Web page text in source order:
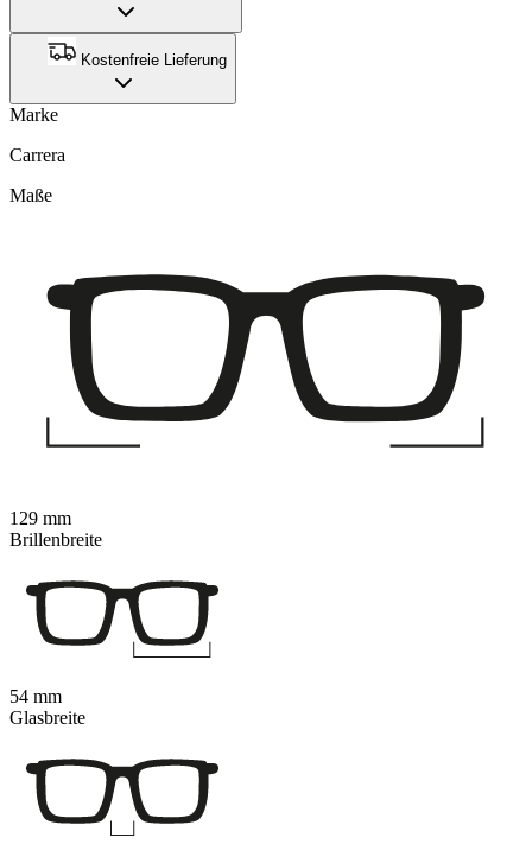
Kostenfreie Lieferung
Marke
Carrera
Maße
129 mm
Brillenbreite
54 mm
Glasbreite